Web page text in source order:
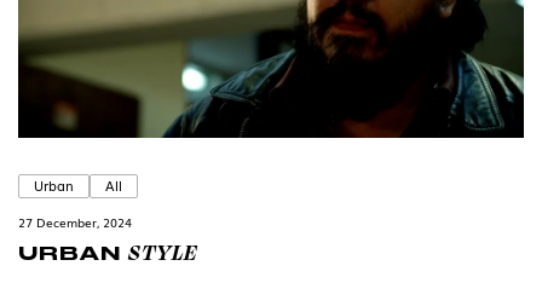
Urban All
27 December, 2024
URBANSTYLE